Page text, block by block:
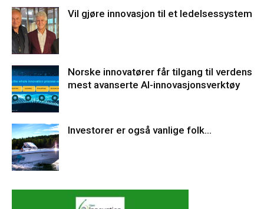
Vil gjøre innovasjon til et ledelsessystem
Norske innovatører får tilgang til verdens
mest avanserte AI-innovasjonsverktøy
Investorer er også vanlige folk…